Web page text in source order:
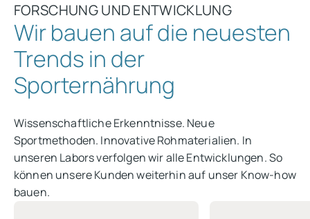
FORSCHUNG UND ENTWICKLUNG
Wir bauen auf die neuesten
Trends in der
Sporternährung
Wissenschaftliche Erkenntnisse. Neue
Sportmethoden. Innovative Rohmaterialien. In
unseren Labors verfolgen wir alle Entwicklungen. So
können unsere Kunden weiterhin auf unser Know-how
bauen.